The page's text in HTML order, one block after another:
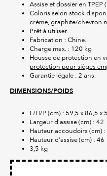
Assise et dossier en TPEP
Coloris selon stock
crème, graphite/chevron
Prêt à utiliser.
Fabrication : Chine.
Charge max. : 120 kg
Housse de protection en
protection pour sièges
Garantie légale : 2 ans.
DIMENSIONS/POIDS
L/H/P (cm) : 59,5 x 86,5 x
Largeur d’assise (cm) : 42
Hauteur accoudoirs (cm) :
Hauteur d’assise (cm) : 46
3,5 kg